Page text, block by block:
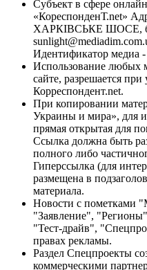
Субъект в сфере
«КореспонденТ.net»
ХАРКІВСЬКЕ ШОСЕ,
Идентификатор медиа
Использование любых
сайте, разрешается
Корреспондент.net.
При копировании
Украины и мира», для
прямая открытая для
Ссылка должна быть
полного либо
Гиперссылка (для
размещена в
материала.
Новости с пометками
"Заявление",
"Тест-драйв",
правах рекламы.
Раздел Спецпроекты
коммерческими